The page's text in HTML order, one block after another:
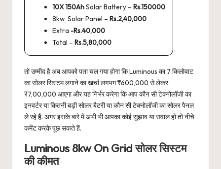
10X 150AhSolar Battery – Rs.150000
8kw Solar Panel – Rs.2,40,000
Extra -Rs.40,000
Total – Rs.5,80,000
तो उम्मीद है अब आपको पता चल गया होगा कि Luminous का 7 किलोवाट
का सोलर सिस्टम लगाने का खर्चा लगभग ₹600,000 से लेकर
₹7,00,000 आएगा और यह निर्भर करेगा कि आप कौन सी टेक्नोलॉजी का
इनवर्टर या कितनी बड़ी सोलर बैटरी या कौन सी टेक्नोलॉजी का सोलर पैनल
ले रहे हैं. अगर इसके बारे में अभी भी आपका कोई सुझाव या सवाल हो तो नीचे
कमेंट करके पूछ सकते हैं.
Luminous 8kw On Grid सोलर सिस्टम
की कीमत